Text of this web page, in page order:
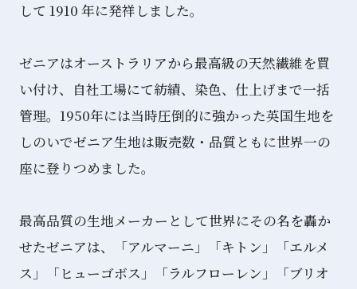
して 1910 年に発祥しました。
ゼニアはオーストラリアから最高級の天然繊維を買
い付け、自社工場にて紡績、染色、仕上げまで一括
管理。1950年には当時圧倒的に強かった英国生地を
しのいでゼニア生地は販売数・品質ともに世界一の
座に登りつめました。
最高品質の生地メーカーとして世界にその名を轟か
せたゼニアは、「アルマーニ」「キトン」「エルメ
ス」「ヒューゴボス」「ラルフローレン」「ブリオ